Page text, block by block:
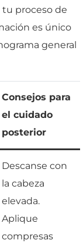
tu proceso de
es único
general
Consejos para
el cuidado
posterior
Descanse con
la cabeza
elevada.
Aplique
compresas